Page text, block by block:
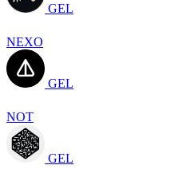
GEL
NEXO
GEL
NOT
GEL